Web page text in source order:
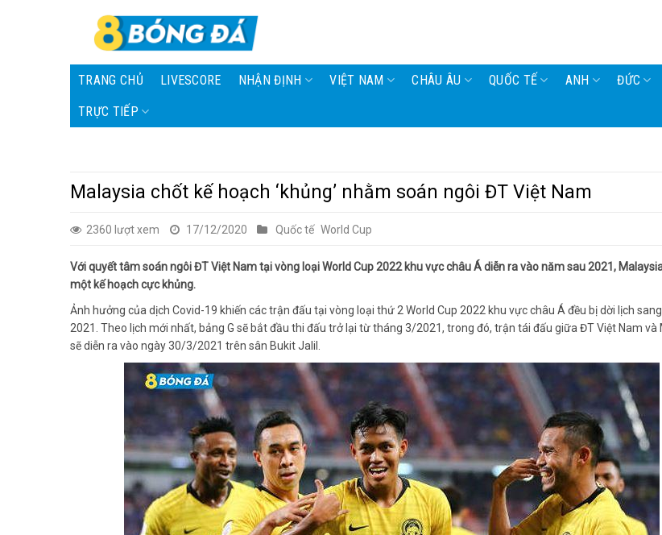
content
TRANG CHỦ
LIVESCORE NHẬN ĐỊNH VIỆT NAM CHÂU ÂU QUỐC TẾ ANH ĐỨC
TRỰC TIẾP
Malaysia chốt kế hoạch ‘khủng’ nhằm soán ngôi ĐT Việt Nam
2360 lượt xem 17/12/2020 Quốc tế World Cup
Với quyết tâm soán ngôi ĐT Việt Nam tại vòng loại World Cup 2022 khu vực châu Á diễn ra vào năm sau 2021,
một kế hoạch cực khủng.
Ảnh hưởng của dịch Covid-19 khiến các trận đấu tại vòng loại thứ 2 World Cup 2022 khu vực châu Á đều bị dời lịch
2021. Theo lịch mới nhất, bảng G sẽ bắt đầu thi đấu trở lại từ tháng 3/2021, trong đó, trận tái đấu giữa ĐT Việt Nam và
sẽ diễn ra vào ngày 30/3/2021 trên sân Bukit Jalil.